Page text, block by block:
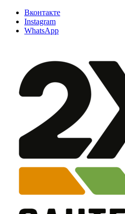
Вконтакте
Instagram
WhatsApp